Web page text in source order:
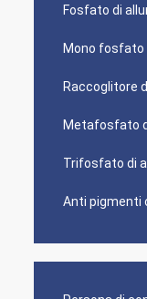
Fosfato di
Mono fosfato
Raccoglitore
Metafosfato
Trifosfato di
Anti pigmenti